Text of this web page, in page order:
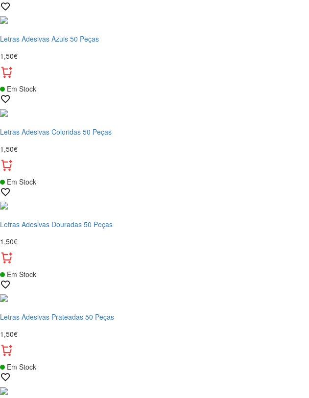
Letras Adesivas Azuis 50 Peças
1,50€
Em Stock
Letras Adesivas Coloridas 50 Peças
1,50€
Em Stock
Letras Adesivas Douradas 50 Peças
1,50€
Em Stock
Letras Adesivas Prateadas 50 Peças
1,50€
Em Stock